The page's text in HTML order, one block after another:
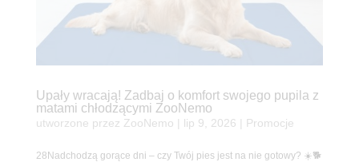
Upały wracają! Zadbaj o komfort swojego pupila z
matami chłodzącymi ZooNemo
utworzone przez ZooNemo lip 9, 2026 Promocje
28Nadchodzą gorące dni – czy Twój pies jest na nie gotowy? ☀️🐕